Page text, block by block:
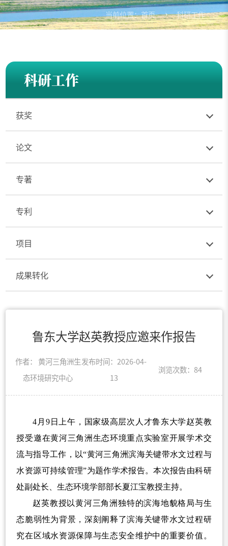
当前位置：首页 科研工作
科研工作
获奖
论文
专著
专利
项目
成果转化
鲁东大学赵英教授应邀来作报告
作者： 黄河三角洲生
态环境研究中心
发布时间：2026-04-
13
浏览次数： 84
4月 9日上午， 国家级高层次人才鲁东大学赵英教
授受邀在黄河三角洲生态环境重点实验室开展学术交
流与指导工作，以“黄河三角洲滨海关键带水文过程与
水资源可持续管理”为题作学术报告。本次报告由科研
处副处长、生态环境学部部长夏江宝教授主持。
赵英教授以黄河三角洲独特的滨海地貌格局与生
态脆弱性为背景，深刻阐释了滨海关键带水文过程研
究在区域水资源保障与生态安全维护中的重要价值。